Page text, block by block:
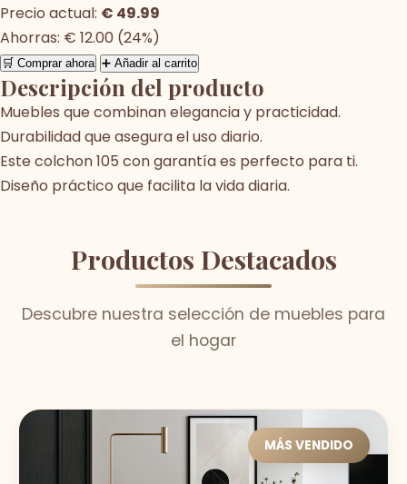
Precio actual: € 49.99
Ahorras: € 12.00 (24%)
🛒 Comprar ahora ➕ Añadir al carrito
Descripción del producto
Muebles que combinan elegancia y practicidad.
Durabilidad que asegura el uso diario.
Este colchon 105 con garantía es perfecto para ti.
Diseño práctico que facilita la vida diaria.
Productos Destacados
Descubre nuestra selección de muebles para
el hogar
MÁS VENDIDO